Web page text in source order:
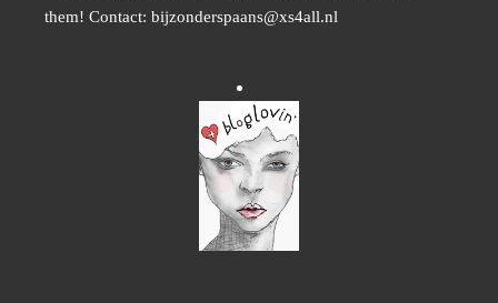
them! Contact: bijzonderspaans@xs4all.nl